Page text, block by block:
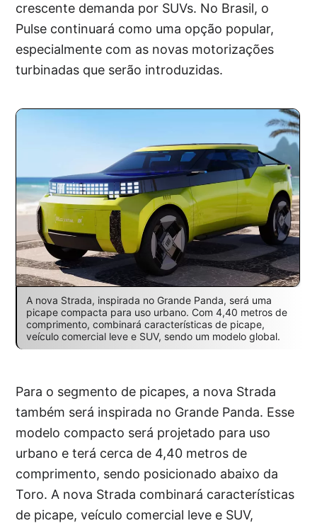
crescente demanda por SUVs. No Brasil, o
Pulse continuará como uma opção popular,
especialmente com as novas motorizações
turbinadas que serão introduzidas.
A nova Strada, inspirada no Grande Panda, será uma
picape compacta para uso urbano. Com 4,40 metros de
comprimento, combinará características de picape,
veículo comercial leve e SUV, sendo um modelo global.
Para o segmento de picapes, a nova Strada
também será inspirada no Grande Panda. Esse
modelo compacto será projetado para uso
urbano e terá cerca de 4,40 metros de
comprimento, sendo posicionado abaixo da
Toro. A nova Strada combinará características
de picape, veículo comercial leve e SUV,